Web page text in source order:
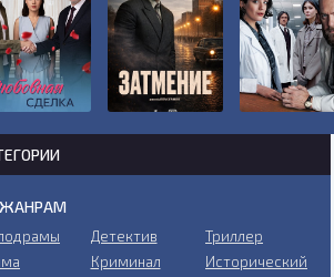
Детектив
Криминал
Триллер
Исторический